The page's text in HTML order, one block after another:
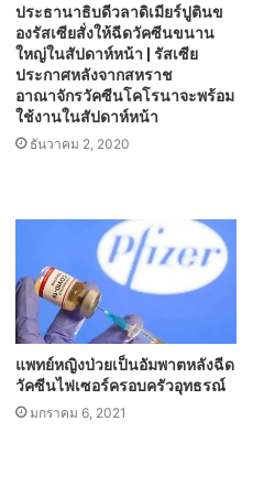
ประธานาธิบดีวลาดิเมียร์ปูตินข
องรัสเซียสั่งให้ฉีดวัคซีนขนาน
ใหญ่ในสัปดาห์หน้า | รัสเซีย
ประกาศหลังจากสหราช
อาณาจักรวัคซีนโคโรนาจะพร้อม
ใช้งานในสัปดาห์หน้า
ธันวาคม 2, 2020
แพทย์หญิงป่วยเป็นอัมพาตหลังฉีด
วัคซีนไฟเซอร์ครอบครัวอุทธรณ์
มกราคม 6, 2021